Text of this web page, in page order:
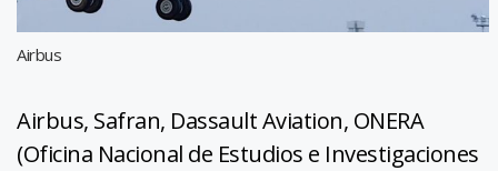
Airbus
Airbus, Safran, Dassault Aviation, ONERA
(Oficina Nacional de Estudios e Investigaciones